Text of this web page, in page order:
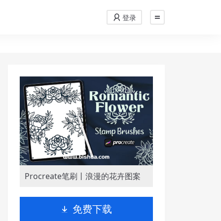
登录
Procreate笔刷丨浪漫的花卉图案
免费下载